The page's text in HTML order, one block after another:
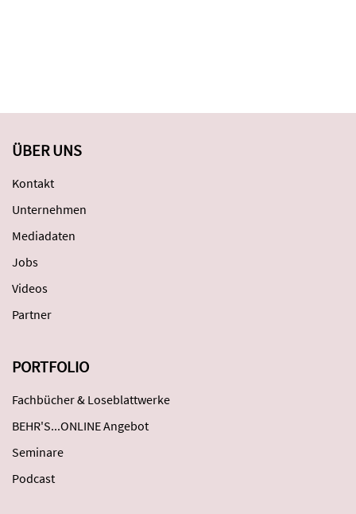
ÜBER UNS
Kontakt
Unternehmen
Mediadaten
Jobs
Videos
Partner
PORTFOLIO
Fachbücher & Loseblattwerke
BEHR'S...ONLINE Angebot
Seminare
Podcast